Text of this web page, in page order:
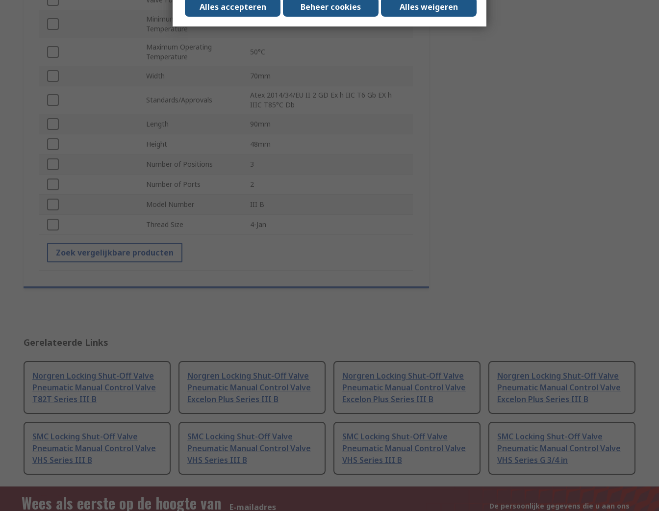
Minimum Operating
Temperature
Maximum Operating
Temperature
50°C
Width 70mm
Standards/Approvals
Atex 2014/34/EU II 2 GD Ex h IIC T6 Gb EX h
IIIC T85°C Db
Length 90mm
Height 48mm
Number of Positions 3
Number of Ports 2
Model Number III B
Thread Size 4-Jan
Zoek vergelijkbare producten
Gerelateerde Links
Norgren Locking Shut-Off Valve
Pneumatic Manual Control Valve
T82T Series III B
Norgren Locking Shut-Off Valve
Pneumatic Manual Control Valve
Excelon Plus Series III B
Norgren Locking Shut-Off Valve
Pneumatic Manual Control Valve
Excelon Plus Series III B
Norgren Locking Shut-Off Valve
Pneumatic Manual Control Valve
Excelon Plus Series III B
SMC Locking Shut-Off Valve
Pneumatic Manual Control Valve
VHS Series III B
SMC Locking Shut-Off Valve
Pneumatic Manual Control Valve
VHS Series III B
SMC Locking Shut-Off Valve
Pneumatic Manual Control Valve
VHS Series III B
SMC Locking Shut-Off Valve
Pneumatic Manual Control Valve
VHS Series G 3/4 in
Wees als eerste op de hoogte van
E-mailadres De persoonlijke gegevens die u aan ons
Alles accepteren Beheer cookies Alles weigeren